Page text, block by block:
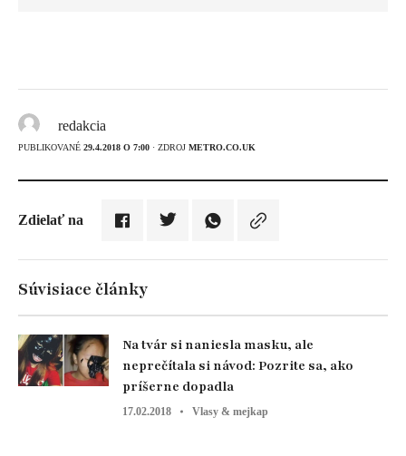
redakcia
PUBLIKOVANÉ 29.4.2018 O 7:00 · ZDROJ METRO.CO.UK
Zdielať na
Súvisiace články
Na tvár si naniesla masku, ale
neprečítala si návod: Pozrite sa, ako
príšerne dopadla
17.02.2018 Vlasy & mejkap